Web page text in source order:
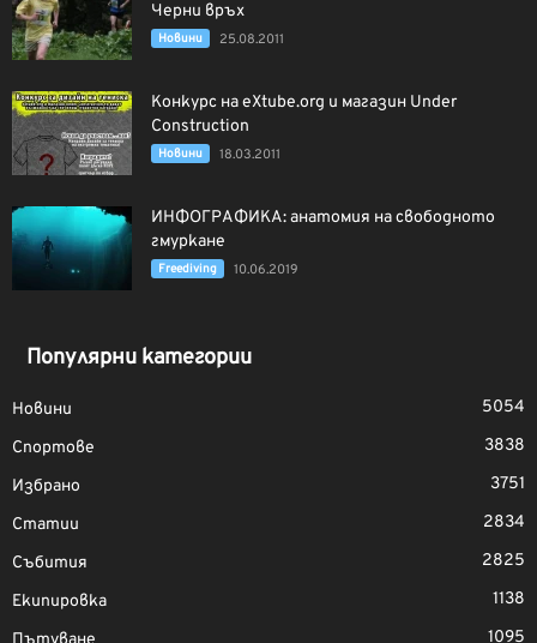
Черни връх
Новини 25.08.2011
Конкурс на eXtube.org и магазин Under
Construction
Новини 18.03.2011
ИНФОГРАФИКА: анатомия на свободното
гмуркане
Freediving 10.06.2019
Популярни категории
Новини
5054
Спортове
3838
Избрано
3751
Статии
2834
Събития
2825
Екипировка
1138
1095